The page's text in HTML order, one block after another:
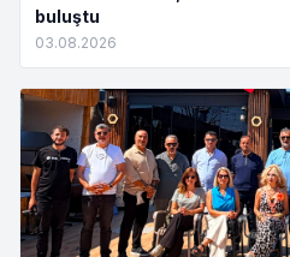
buluştu
03.08.2026